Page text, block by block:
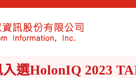
入選HolonIQ 2023